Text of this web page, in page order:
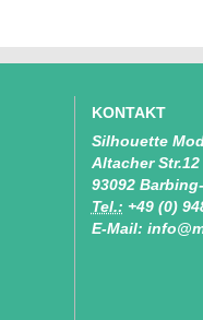
KONTAKT
Silhouette
Altacher Str.12
93092
Tel.: +49 (0)
E-Mail: